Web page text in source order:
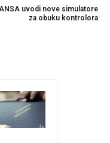
uvodi nove simulatore
za obuku kontrolora